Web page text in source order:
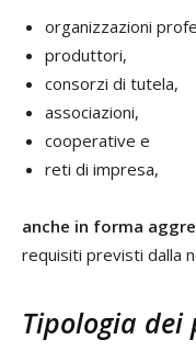
organizzazioni
produttori,
consorzi di tutela,
associazioni,
cooperative e
reti di impresa,
anche in forma
requisiti previsti dalla
Tipologia dei